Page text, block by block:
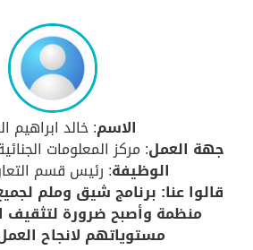
الاسم: خالد ابراهيم
جهة العمل: مركز المعلومات
الوظيفة: رئيس قسم
قالوا عنا: برنامج شيق وملم
منظمة وأصبح ضرورة لتثقيف
مستوياتهم لانجاح